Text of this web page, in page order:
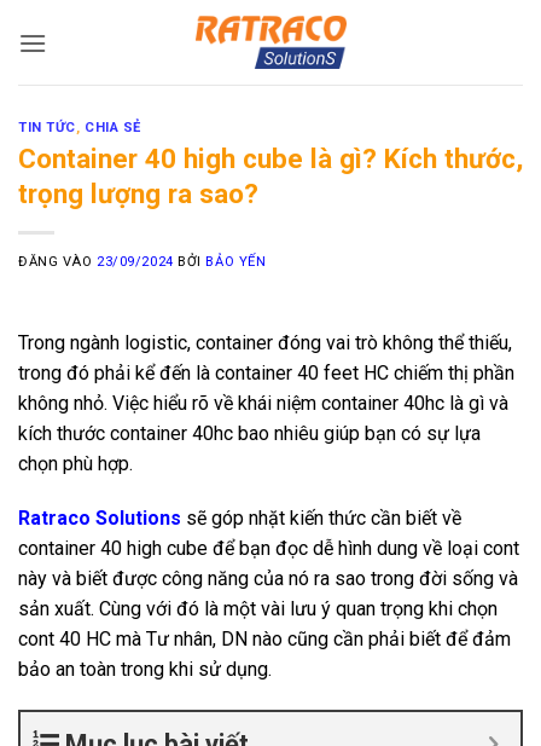
qua
TIN TỨC, CHIA SẺ
Container 40 high cube là gì? Kích thước,
trọng lượng ra sao?
ĐĂNG VÀO 23/09/2024 BỞIBẢO YẾN
Trong ngành logistic, container đóng vai trò không thể thiếu,
trong đó phải kể đến là container 40 feet HC chiếm thị phần
không nhỏ. Việc hiểu rõ về khái niệm container 40hc là gì và
kích thước container 40hc bao nhiêu giúp bạn có sự lựa
chọn phù hợp.
Ratraco Solutions sẽ góp nhặt kiến thức cần biết về
container 40 high cube để bạn đọc dễ hình dung về loại cont
này và biết được công năng của nó ra sao trong đời sống và
sản xuất. Cùng với đó là một vài lưu ý quan trọng khi chọn
cont 40 HC mà Tư nhân, DN nào cũng cần phải biết để đảm
bảo an toàn trong khi sử dụng.